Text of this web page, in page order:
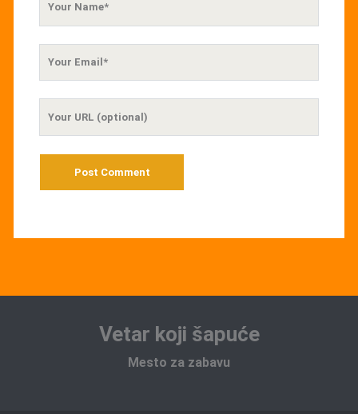
Vetar koji šapuće
Mesto za zabavu